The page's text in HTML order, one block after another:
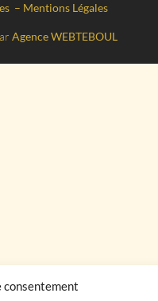
consentement
– Mentions Légales
Agence WEBTEBOUL